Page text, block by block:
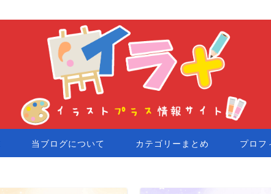
当ブログについて カテゴリーまとめ プロフ